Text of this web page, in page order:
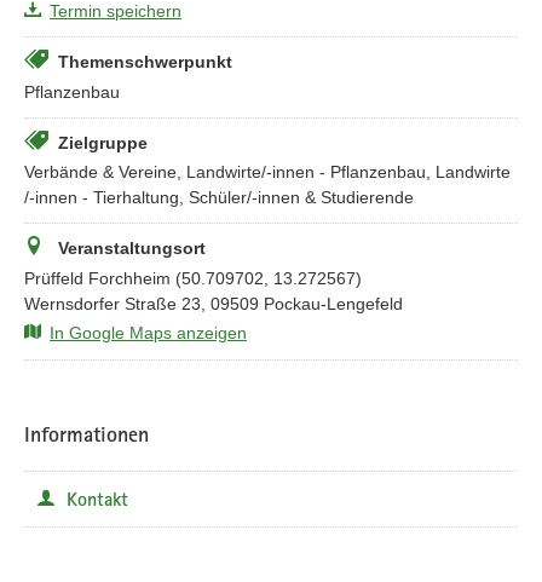
Termin speichern
Themenschwerpunkt
Pflanzenbau
Zielgruppe
Verbände & Vereine, Landwirte/-innen - Pflanzenbau, Landwirte
/-innen - Tierhaltung, Schüler/-innen & Studierende
Veranstaltungsort
Prüffeld Forchheim (50.709702, 13.272567)
Wernsdorfer Straße 23, 09509 Pockau-Lengefeld
In Google Maps anzeigen
Informationen
Kontakt